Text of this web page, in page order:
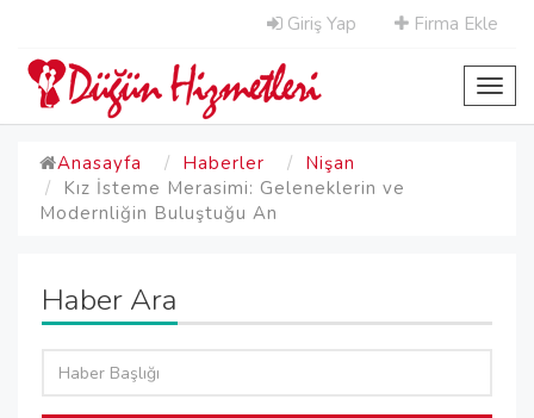
Giriş Yap Firma Ekle
Anasayfa Haberler
Nişan
Kız İsteme Merasimi: Geleneklerin ve
Modernliğin Buluştuğu An
Haber Ara